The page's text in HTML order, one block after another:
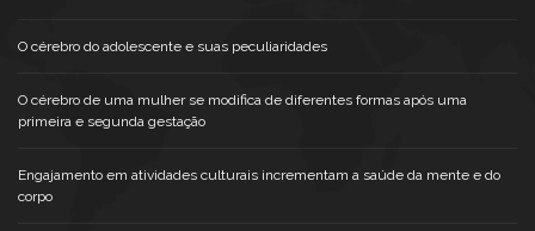
O cérebro do adolescente e suas peculiaridades
O cérebro de uma mulher se modifica de diferentes formas após uma
primeira e segunda gestação
Engajamento em atividades culturais incrementam a saúde da mente e do
corpo